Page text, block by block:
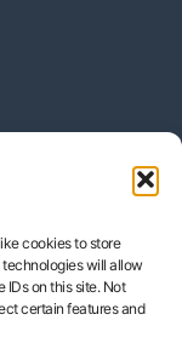
cookies to store
will allow
IDs on this site. Not
certain features and